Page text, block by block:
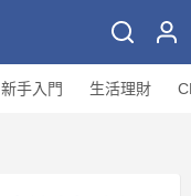
新手入門 生活理財